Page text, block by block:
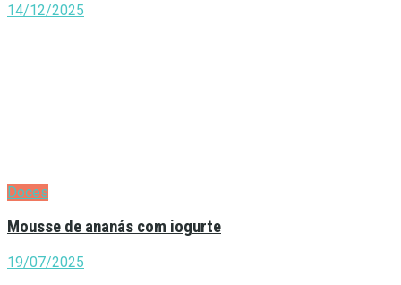
14/12/2025
Doces
Mousse de ananás com iogurte
19/07/2025